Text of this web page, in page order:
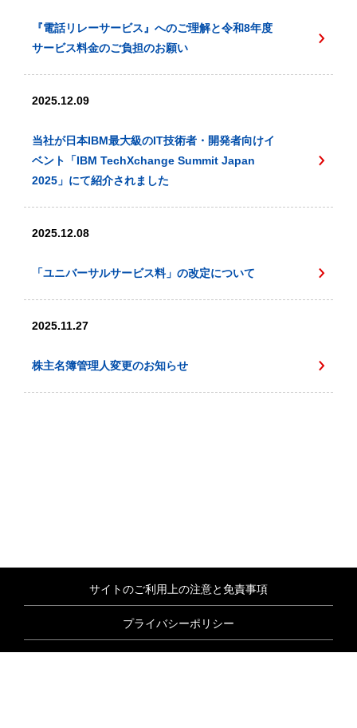
『電話リレーサービス』へのご理解と令和8年度
サービス料金のご負担のお願い
2025.12.09
当社が日本IBM最大級のIT技術者・開発者向けイ
ベント「IBM TechXchange Summit Japan
2025」にて紹介されました
2025.12.08
「ユニバーサルサービス料」の改定について
2025.11.27
株主名簿管理人変更のお知らせ
サイトのご利用上の注意と免責事項
プライバシーポリシー